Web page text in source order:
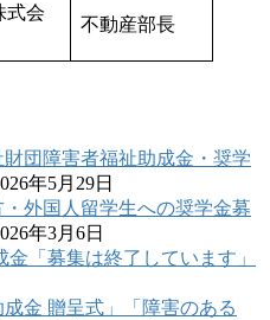
式会
不動産部長
団障害者福祉助成金・奨学
年5月29日
外国人留学生への奨学金募
年3月6日
「募集は終了しています」
金 贈呈式」「障害のある